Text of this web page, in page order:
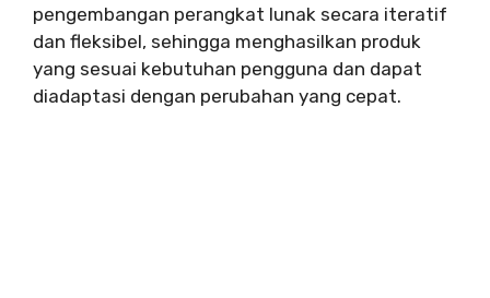
pengembangan perangkat lunak secara iteratif
dan fleksibel, sehingga menghasilkan produk
yang sesuai kebutuhan pengguna dan dapat
diadaptasi dengan perubahan yang cepat.